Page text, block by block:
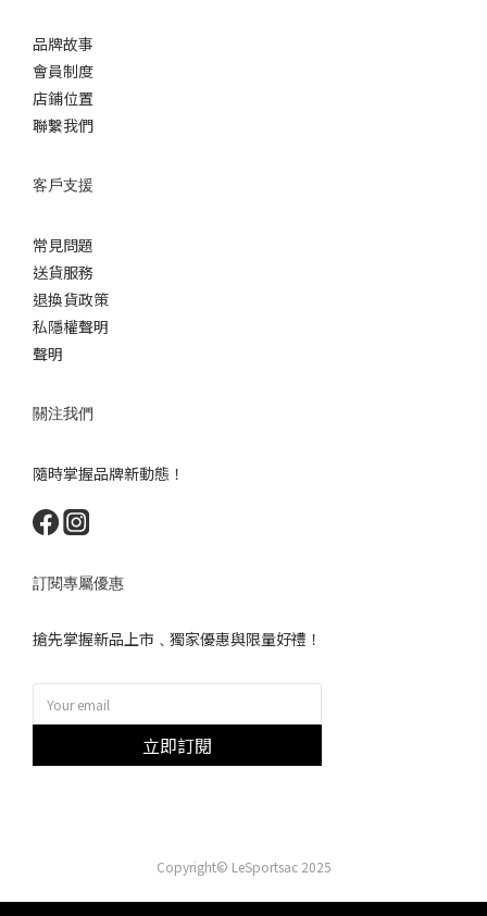
品牌故事
會員制度
店鋪位置
聯繫我們
客戶支援
常見問題
送貨服務
退換貨政策
私隱權聲明
聲明
關注我們
隨時掌握品牌新動態！
訂閱專屬優惠
搶先掌握新品上市﹑獨家優惠與限量好禮！
立即訂閱
Copyright© LeSportsac 2025